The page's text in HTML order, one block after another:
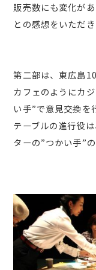
販売数にも変化が
との感想をいただき
第二部は、東広島
カフェのようにカ
い手”で意見交換を
テーブルの進行役
ターの”つかい手”